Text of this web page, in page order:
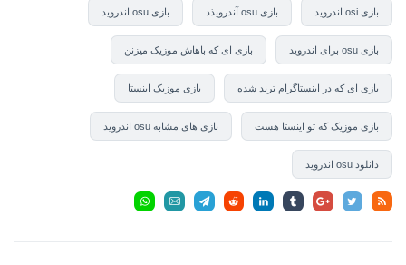
بازی osi اندروید بازی osu آندرویذد بازی osu اندروید
بازی osu برای اندروید بازی ای که باهاش موزیک میزنن
بازی ای که در اینستاگرام ترند شده بازی موزیک اینستا
بازی موزیک که تو اینستا هست بازی های مشابه osu اندروید
دانلود osu اندروید